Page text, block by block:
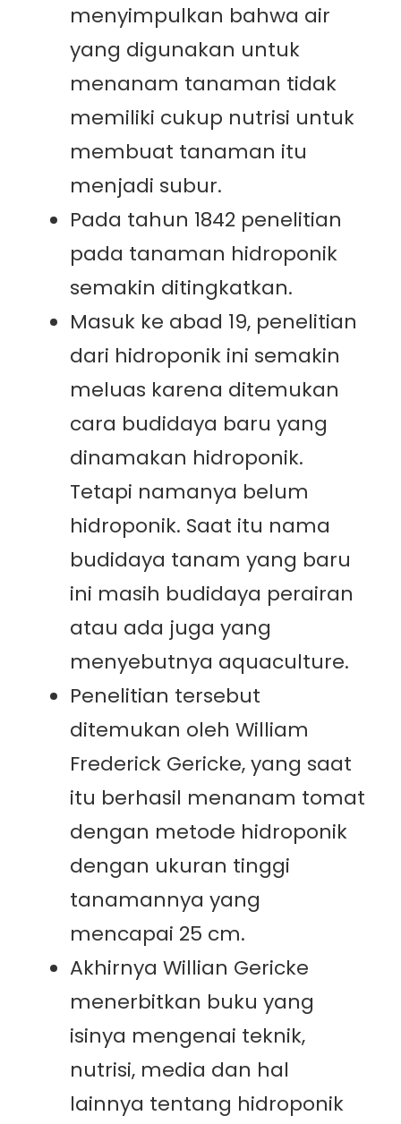
menyimpulkan bahwa air
yang digunakan untuk
menanam tanaman tidak
memiliki cukup nutrisi untuk
membuat tanaman itu
menjadi subur.
Pada tahun 1842 penelitian
pada tanaman hidroponik
semakin ditingkatkan.
Masuk ke abad 19, penelitian
dari hidroponik ini semakin
meluas karena ditemukan
cara budidaya baru yang
dinamakan hidroponik.
Tetapi namanya belum
hidroponik. Saat itu nama
budidaya tanam yang baru
ini masih budidaya perairan
atau ada juga yang
menyebutnya aquaculture.
Penelitian tersebut
ditemukan oleh William
Frederick Gericke, yang saat
itu berhasil menanam tomat
dengan metode hidroponik
dengan ukuran tinggi
tanamannya yang
mencapai 25 cm.
Akhirnya Willian Gericke
menerbitkan buku yang
isinya mengenai teknik,
nutrisi, media dan hal
lainnya tentang hidroponik